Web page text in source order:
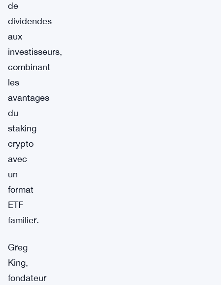
de
dividendes
aux
investisseurs,
combinant
les
avantages
du
staking
crypto
avec
un
format
ETF
familier.
Greg
King,
fondateur